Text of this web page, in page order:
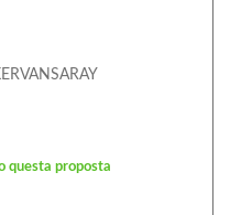
questa proposta